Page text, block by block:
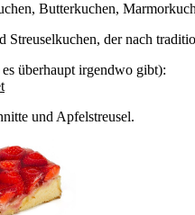
Butterkuchen,
der nach
es überhaupt irgendwo gibt):
und Apfelstreusel.